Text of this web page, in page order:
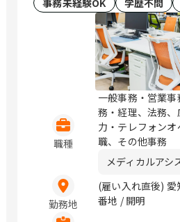
事務未経験OK
学歴不問
職種
一般事務・営業
務・経理、法務
力・テレフォン
職、その他事務
メディカルアシ
勤務地
(雇い入れ直後)
番地 / 開明